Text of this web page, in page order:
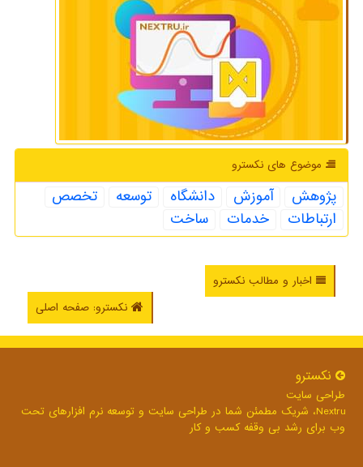
موضوع های نكسترو
پژوهش آموزش دانشگاه توسعه
تخصص
ارتباطات
خدمات ساخت
اخبار و مطالب نکسترو
نکسترو: صفحه اصلی
نكسترو
طراحی سایت
Nextru، شریک مطمئن شما در طراحی سایت و توسعه نرم افزارهای تحت
وب برای رشد بی وقفه کسب و کار